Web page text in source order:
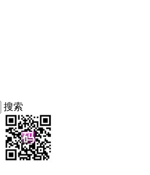
搜索